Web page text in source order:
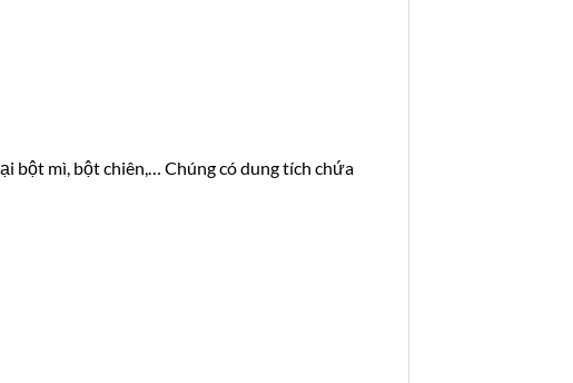
bột mì, bột chiên,… Chúng có dung tích chứa